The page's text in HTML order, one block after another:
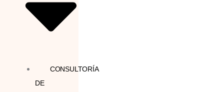
CONSULTORÍA
DE